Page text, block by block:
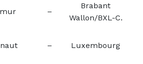
–
Brabant
Wallon/BXL-C.
– Luxembourg